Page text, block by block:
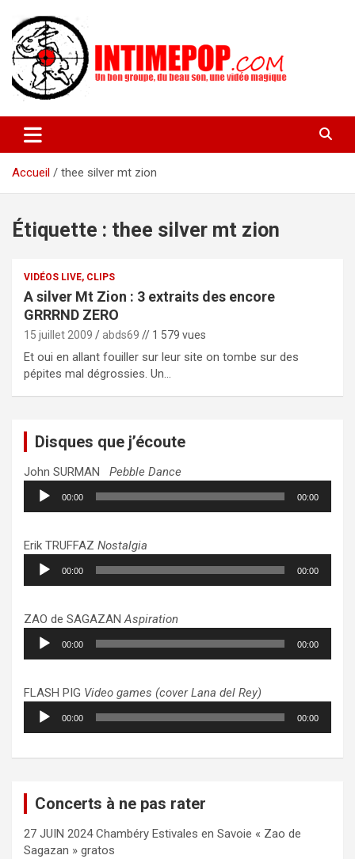
contenu
intimepop.com
actuelles pop rock, post-rock, indé sur Lyon. rock pop concert
lyon
Accueil
thee silver mt zion
Étiquette : thee silver mt zion
VIDÉOS LIVE, CLIPS
A silver Mt Zion : 3 extraits des encore
GRRRND ZERO
15 juillet 2009 abds69 // 1 579 vues
Et oui en allant fouiller sur leur site on tombe sur des
pépites mal dégrossies. Un…
Disques que j’écoute
John SURMAN Pebble Dance
Lecteur
audio
00:00 00:00
Erik TRUFFAZ Nostalgia
Lecteur
audio
00:00 00:00
ZAO de SAGAZANAspiration
Lecteur
audio
00:00 00:00
FLASH PIG Video games (cover Lana del Rey)
Lecteur
audio
00:00 00:00
Concerts à ne pas rater
27 JUIN 2024 Chambéry Estivales en Savoie « Zao de
Sagazan » gratos